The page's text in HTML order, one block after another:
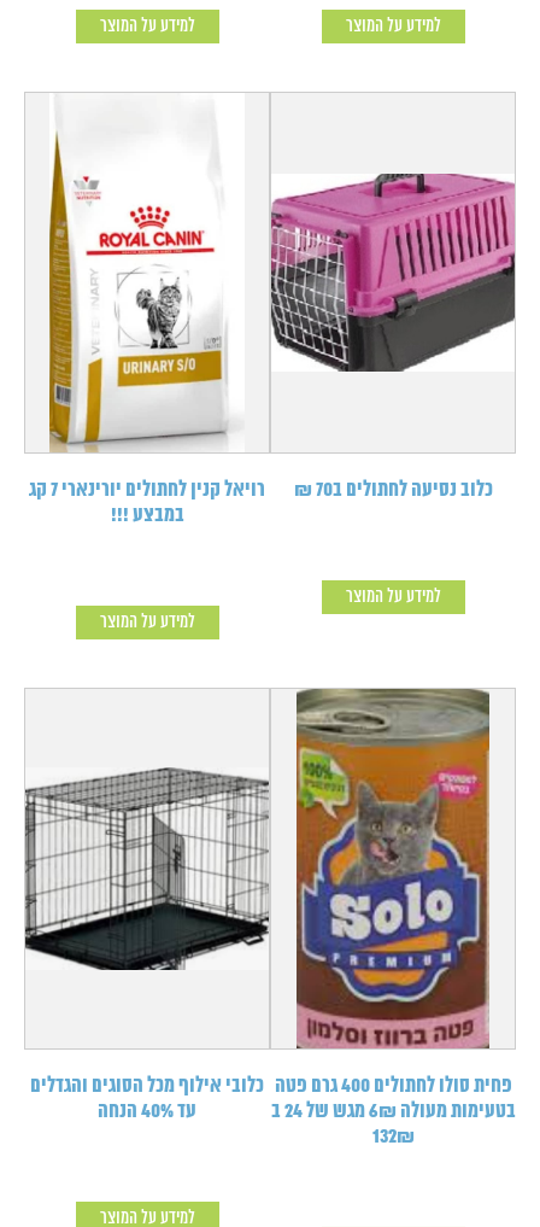
למידע על המוצר למידע על המוצר
כלוב נסיעה לחתולים ב70 ₪
למידע על המוצר
רויאל קנין לחתולים יורינארי 7 קג
במבצע !!!
למידע על המוצר
פחית סולו לחתולים 400 גרם פטה
בטעימות מעולה 6₪ מגש של 24 ב
132₪
כלובי אילוף מכל הסוגים והגדלים
עד 40% הנחה
למידע על המוצר